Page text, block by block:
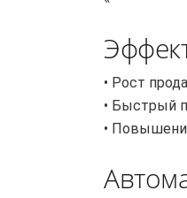
• Рост
• Быстрый
•